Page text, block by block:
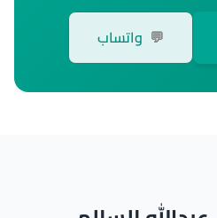
💬 واتساب